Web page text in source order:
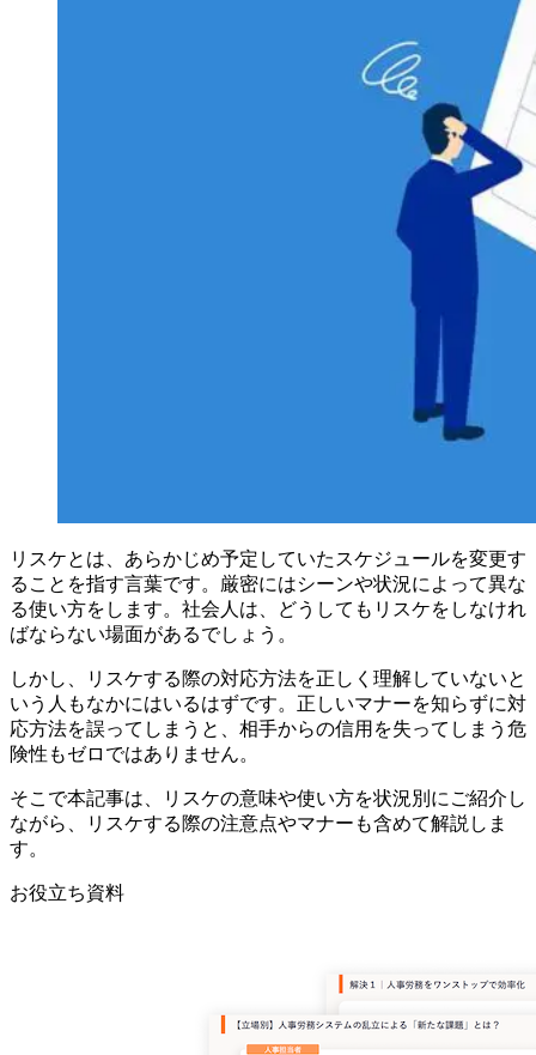
リスケとは、あらかじめ予定していたスケジュールを変更す
ることを指す言葉です。厳密にはシーンや状況によって異な
る使い方をします。社会人は、どうしてもリスケをしなけれ
ばならない場面があるでしょう。
しかし、リスケする際の対応方法を正しく理解していないと
いう人もなかにはいるはずです。正しいマナーを知らずに対
応方法を誤ってしまうと、相手からの信用を失ってしまう危
険性もゼロではありません。
そこで本記事は、リスケの意味や使い方を状況別にご紹介し
ながら、リスケする際の注意点やマナーも含めて解説しま
す。
お役立ち資料